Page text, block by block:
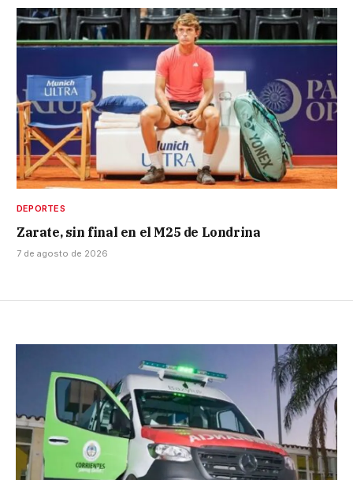
DEPORTES
Zarate, sin final en el M25 de Londrina
7 de agosto de 2026